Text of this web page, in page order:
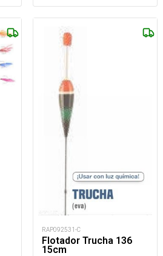
RAP092531-C
Flotador Trucha 136
15cm